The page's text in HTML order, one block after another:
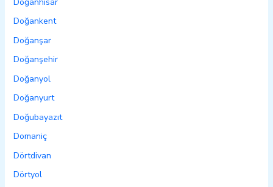
Doğankent
Doğanşar
Doğanşehir
Doğanyol
Doğanyurt
Doğubayazıt
Domaniç
Dörtdivan
Dörtyol